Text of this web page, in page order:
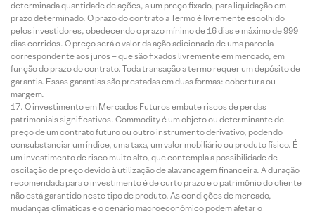
determinada quantidade de ações, a um preço fixado, para liquidação em
prazo determinado. O prazo do contrato a Termo é livremente escolhido
pelos investidores, obedecendo o prazo mínimo de 16 dias e máximo de 999
dias corridos. O preço será o valor da ação adicionado de uma parcela
correspondente aos juros – que são fixados livremente em mercado, em
função do prazo do contrato. Toda transação a termo requer um depósito de
garantia. Essas garantias são prestadas em duas formas: cobertura ou
margem.
O investimento em Mercados Futuros embute riscos de perdas
patrimoniais significativos. Commodity é um objeto ou determinante de
preço de um contrato futuro ou outro instrumento derivativo, podendo
consubstanciar um índice, uma taxa, um valor mobiliário ou produto físico. É
um investimento de risco muito alto, que contempla a possibilidade de
oscilação de preço devido à utilização de alavancagem financeira. A duração
recomendada para o investimento é de curto prazo e o patrimônio do cliente
não está garantido neste tipo de produto. As condições de mercado,
mudanças climáticas e o cenário macroeconômico podem afetar o